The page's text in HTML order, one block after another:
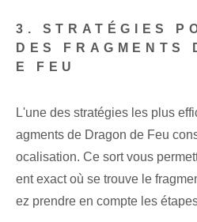
3. STRATÉGIES
DES FRAGMENTS
E FEU
L'une des stratégies les plus
agments de Dragon de Feu
ocalisation. Ce sort vous
ent exact où se trouve le
ez prendre en compte les